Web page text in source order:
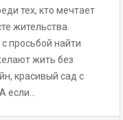
тех, кто мечтает
жительства.
просьбой найти
жить без
красивый сад с
если…